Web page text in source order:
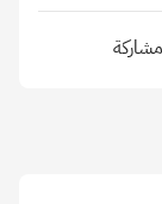
مشاركة